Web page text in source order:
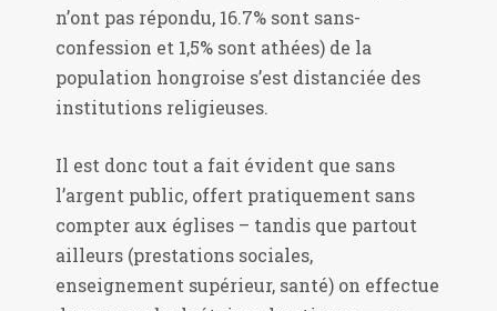
n’ont pas répondu, 16.7% sont sans-
confession et 1,5% sont athées) de la
population hongroise s’est distanciée des
institutions religieuses.
Il est donc tout a fait évident que sans
l’argent public, offert pratiquement sans
compter aux églises – tandis que partout
ailleurs (prestations sociales,
enseignement supérieur, santé) on effectue